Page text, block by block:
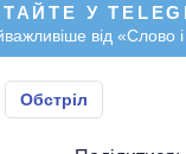
У
від «Слово і
Обстріл